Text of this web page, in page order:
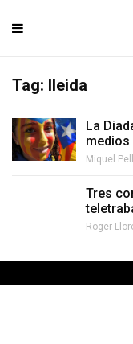
Tag: lleida
La
Miquel
Tres
Roger